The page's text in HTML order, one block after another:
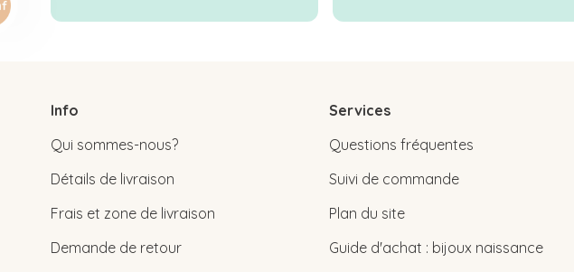
Info
Qui sommes-nous?
Détails de livraison
Frais et zone de livraison
Demande de retour
Services
Questions fréquentes
Suivi de commande
Plan du site
Guide d'achat : bijoux naissance